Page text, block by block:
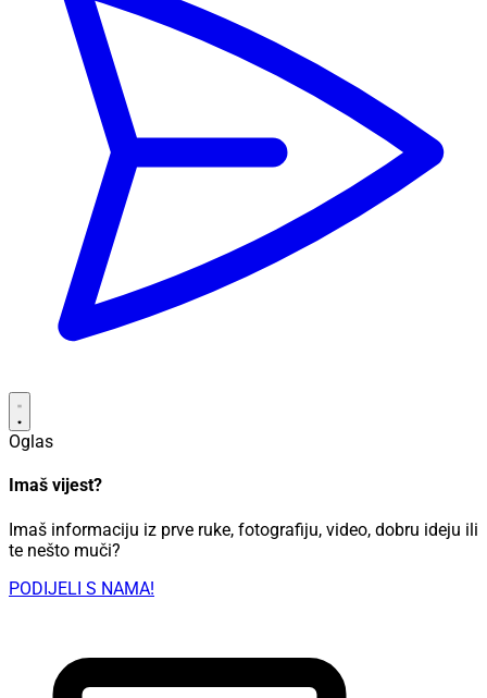
Oglas
Imaš vijest?
Imaš informaciju iz prve ruke, fotografiju, video, dobru ideju ili
te nešto muči?
PODIJELI S NAMA!